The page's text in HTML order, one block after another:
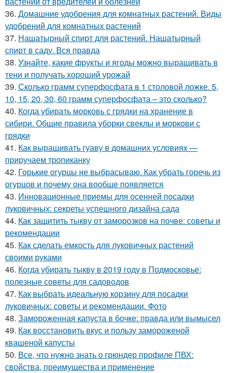
36. Домашние удобрения для комнатных растений. Виды
удобрений для комнатных растений
37. Нашатырный спирт для растений. Нашатырный
спирт в саду. Вся правда
38. Узнайте, какие фрукты и ягоды можно выращивать в
тени и получать хороший урожай
39. Сколько грамм суперфосфата в 1 столовой ложке. 5,
10, 15, 20, 30, 60 грамм суперфосфата – это сколько?
40. Когда убирать морковь с грядки на хранение в
сибири. Общие правила уборки свеклы и моркови с
грядки
41. Как выращивать гуаву в домашних условиях —
приручаем тропиканку
42. Горькие огурцы не выбрасываю. Как убрать горечь из
огурцов и почему она вообще появляется
43. Инновационные приемы для осенней посадки
луковичных: секреты успешного дизайна сада
44. Как защитить тыкву от заморозков на почве: советы и
рекомендации
45. Как сделать емкость для луковичных растений
своими руками
46. Когда убирать тыкву в 2019 году в Подмосковье:
полезные советы для садоводов
47. Как выбрать идеальную корзину для посадки
луковичных: советы и рекомендации. Фото
48. Замороженная капуста в бочке: правда или вымысел
49. Как восстановить вкус и пользу замороженой
квашеной капусты
50. Все, что нужно знать о грюндер профиле ПВХ:
свойства, преимущества и применение